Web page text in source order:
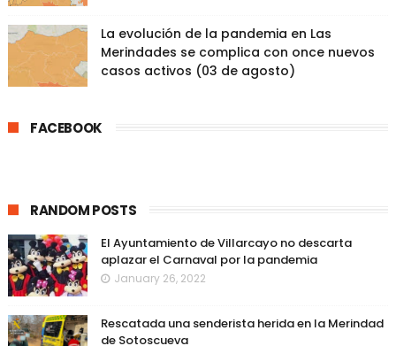
La evolución de la pandemia en Las
Merindades se complica con once nuevos
casos activos (03 de agosto)
FACEBOOK
RANDOM POSTS
El Ayuntamiento de Villarcayo no descarta
aplazar el Carnaval por la pandemia
January 26, 2022
Rescatada una senderista herida en la Merindad
de Sotoscueva